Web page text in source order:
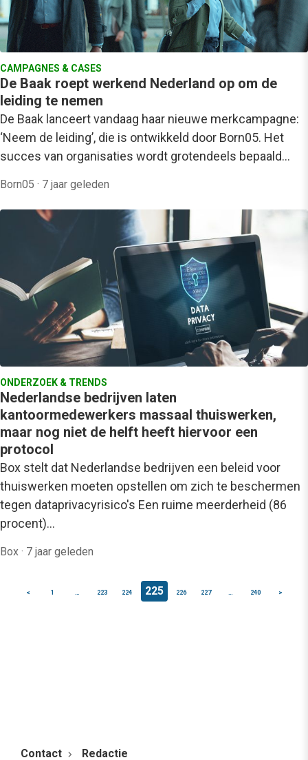
CAMPAGNES & CASES
De Baak roept werkend Nederland op om de
leiding te nemen
De Baak lanceert vandaag haar nieuwe merkcampagne:
‘Neem de leiding’, die is ontwikkeld door Born05. Het
succes van organisaties wordt grotendeels bepaald…
Born05 · 7 jaar geleden
ONDERZOEK & TRENDS
Nederlandse bedrijven laten
kantoormedewerkers massaal thuiswerken,
maar nog niet de helft heeft hiervoor een
protocol
Box stelt dat Nederlandse bedrijven een beleid voor
thuiswerken moeten opstellen om zich te beschermen
tegen dataprivacyrisico's Een ruime meerderheid (86
procent)…
Box · 7 jaar geleden
< 1 … 223 224 225 226 227 … 240 >
Contact Redactie